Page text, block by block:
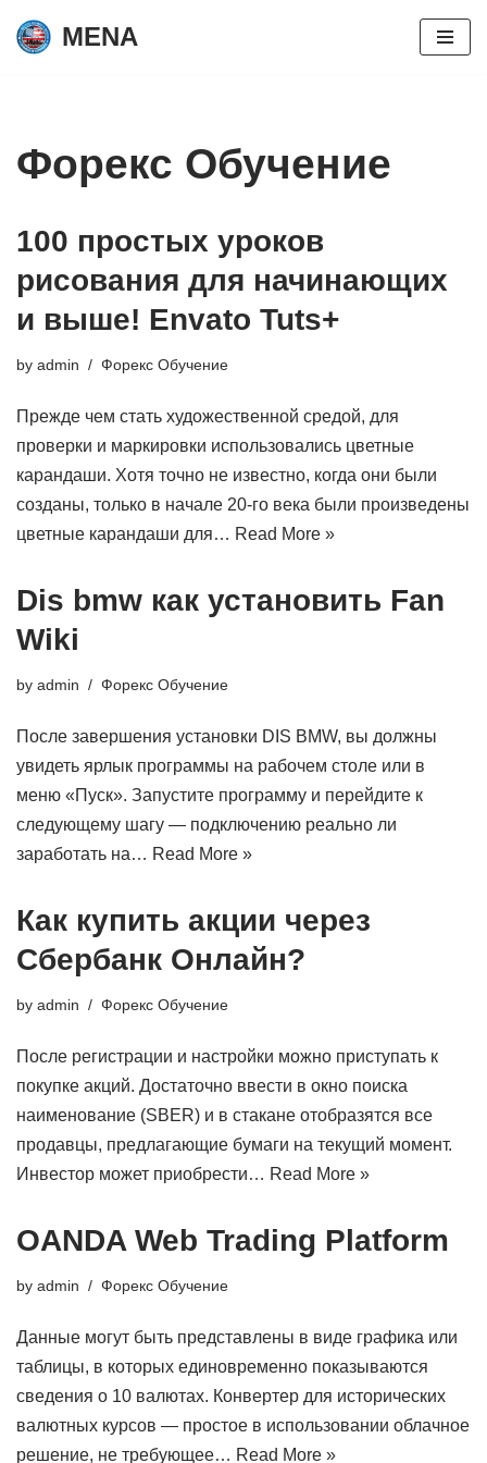
Skip
MENA
Форекс Обучение
100 простых уроков
рисования для начинающих
и выше! Envato Tuts+
by admin Форекс Обучение
Прежде чем стать художественной средой, для
проверки и маркировки использовались цветные
карандаши. Хотя точно не известно, когда они были
созданы, только в начале 20-го века были произведены
цветные карандаши для… Read More »
Dis bmw как установить Fan
Wiki
by admin Форекс Обучение
После завершения установки DIS BMW, вы должны
увидеть ярлык программы на рабочем столе или в
меню «Пуск». Запустите программу и перейдите к
следующему шагу — подключению реально ли
заработать на… Read More »
Как купить акции через
Сбербанк Онлайн?
by admin Форекс Обучение
После регистрации и настройки можно приступать к
покупке акций. Достаточно ввести в окно поиска
наименование (SBER) и в стакане отобразятся все
продавцы, предлагающие бумаги на текущий момент.
Инвестор может приобрести… Read More »
OANDA Web Trading Platform
by admin Форекс Обучение
Данные могут быть представлены в виде графика или
таблицы, в которых единовременно показываются
сведения о 10 валютах. Конвертер для исторических
валютных курсов — простое в использовании облачное
решение, не требующее… Read More »